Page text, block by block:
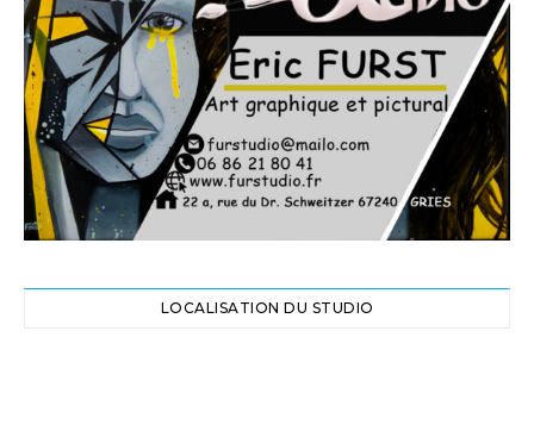
LOCALISATION DU STUDIO